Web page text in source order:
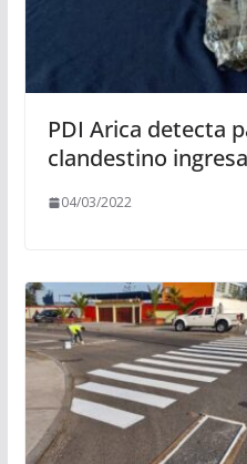
PDI Arica detecta
clandestino
04/03/2022